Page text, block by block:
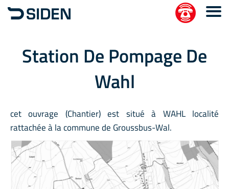
Station De Pompage De
Wahl
cet ouvrage (Chantier) est situé à WAHL localité
rattachée à la commune de Groussbus-Wal.